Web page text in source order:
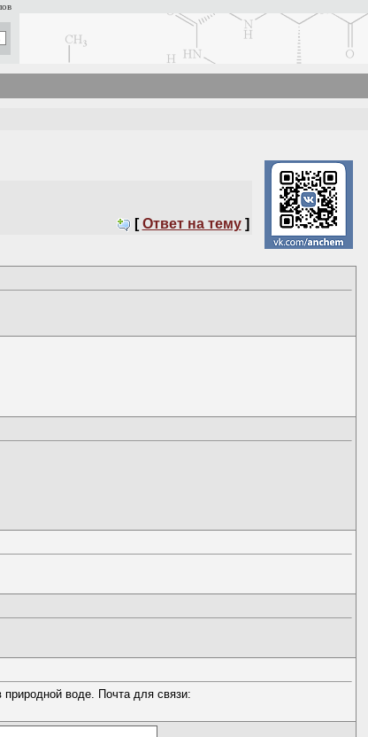
[ Ответ на тему ]
воде. Почта для связи: